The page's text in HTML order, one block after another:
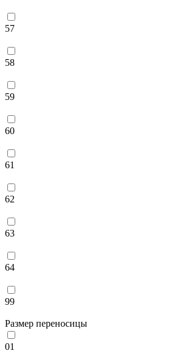
57
58
59
60
61
62
63
64
99
Размер переносицы
01